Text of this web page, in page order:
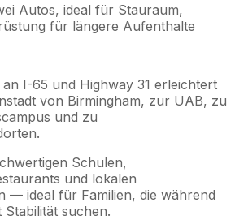
Autos, ideal für Stauraum,
für längere Aufenthalte
I-65 und Highway 31 erleichtert
von Birmingham, zur UAB, zu
und zu
Schulen,
und lokalen
— ideal für Familien, die während
suchen.